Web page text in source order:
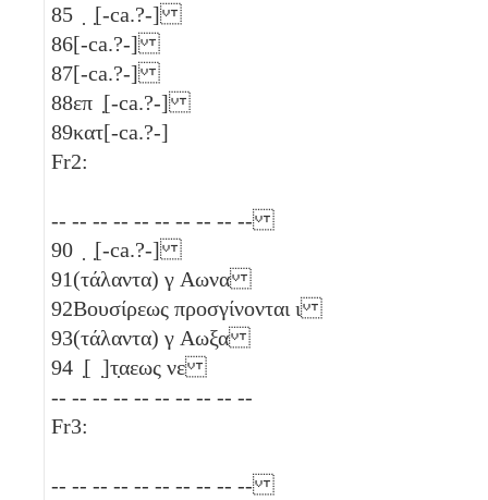
85 ̣ ̣[-ca.?-]
86[-ca.?-]
87[-ca.?-]
88επ ̣[-ca.?-]
89κατ[-ca.?-]
Fr2:
-- -- -- -- -- -- -- -- -- --
90 ̣ ̣[-ca.?-]
91(τάλαντα) γ Αωνα
92Βουσίρεως προσγίνονται ι
93(τάλαντα) γ Αωξα
94 ̣[ ̣]τ̣αεως νε
-- -- -- -- -- -- -- -- -- --
Fr3:
-- -- -- -- -- -- -- -- -- --